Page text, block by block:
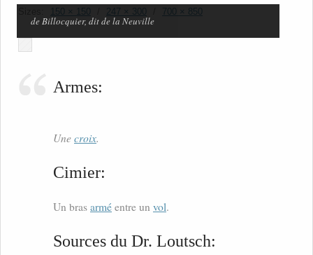
150 × 150 247 × 300 700 × 850
de Billocquier, dit de la Neuville
Armes:
Unecroix.
Cimier:
Un bras armé entre un vol.
Sources du Dr. Loutsch: